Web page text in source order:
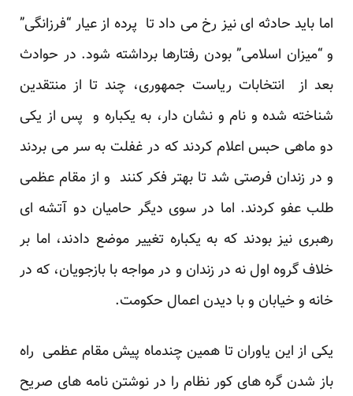
اما باید حادثه ای نیز رخ می داد تا پرده از عیار “فرزانگی”
و “میزان اسلامی” بودن رفتارها برداشته شود. در حوادث
بعد از انتخابات ریاست جمهوری، چند تا از منتقدین
شناخته شده و نام و نشان دار، به یکباره و پس از یکی
دو ماهی حبس اعلام کردند که در غفلت به سر می بردند
و در زندان فرصتی شد تا بهتر فکر کنند و از مقام عظمی
طلب عفو کردند. اما در سوی دیگر حامیان دو آتشه ای
رهبری نیز بودند که به یکباره تغییر موضع دادند، اما بر
خلاف گروه اول نه در زندان و در مواجه با بازجویان، که در
خانه و خیابان و با دیدن اعمال حکومت.
یکی از این یاوران تا همین چندماه پیش مقام عظمی راه
باز شدن گره های کور نظام را در نوشتن نامه های صریح